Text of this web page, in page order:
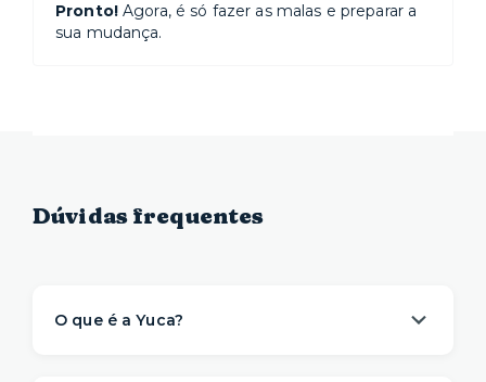
Pronto!Agora, é só fazer as malas e preparar a
sua mudança.
Dúvidas frequentes
O que é a Yuca?